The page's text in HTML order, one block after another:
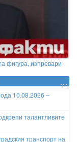
фигура, изпревари
10.08.2026 –
талантливите
транспорт на